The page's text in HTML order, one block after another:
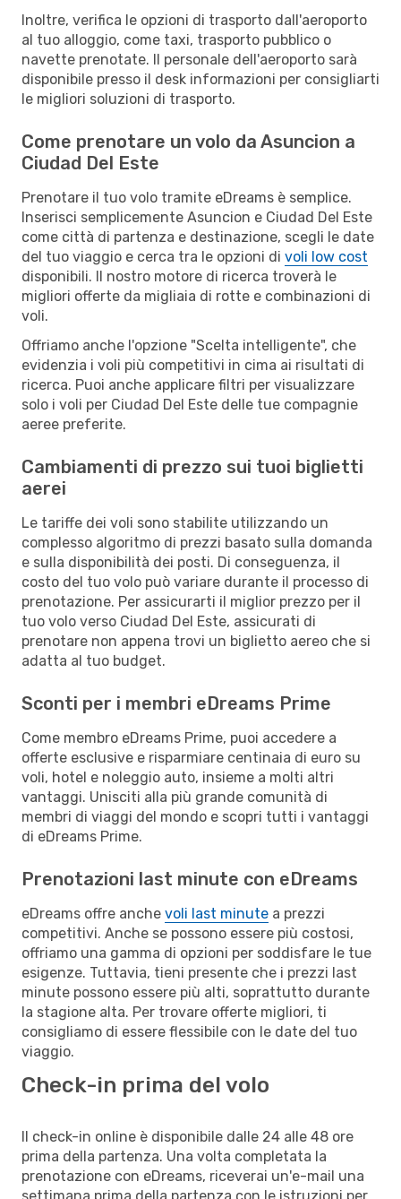
Inoltre, verifica le opzioni di trasporto dall'aeroporto
al tuo alloggio, come taxi, trasporto pubblico o
navette prenotate. Il personale dell'aeroporto sarà
disponibile presso il desk informazioni per consigliarti
le migliori soluzioni di trasporto.
Come prenotare un volo da Asuncion a
Ciudad Del Este
Prenotare il tuo volo tramite eDreams è semplice.
Inserisci semplicemente Asuncion e Ciudad Del Este
come città di partenza e destinazione, scegli le date
del tuo viaggio e cerca tra le opzioni di voli low cost
disponibili. Il nostro motore di ricerca troverà le
migliori offerte da migliaia di rotte e combinazioni di
voli.
Offriamo anche l'opzione "Scelta intelligente", che
evidenzia i voli più competitivi in cima ai risultati di
ricerca. Puoi anche applicare filtri per visualizzare
solo i voli per Ciudad Del Este delle tue compagnie
aeree preferite.
Cambiamenti di prezzo sui tuoi biglietti
aerei
Le tariffe dei voli sono stabilite utilizzando un
complesso algoritmo di prezzi basato sulla domanda
e sulla disponibilità dei posti. Di conseguenza, il
costo del tuo volo può variare durante il processo di
prenotazione. Per assicurarti il miglior prezzo per il
tuo volo verso Ciudad Del Este, assicurati di
prenotare non appena trovi un biglietto aereo che si
adatta al tuo budget.
Sconti per i membri eDreams Prime
Come membro eDreams Prime, puoi accedere a
offerte esclusive e risparmiare centinaia di euro su
voli, hotel e noleggio auto, insieme a molti altri
vantaggi. Unisciti alla più grande comunità di
membri di viaggi del mondo e scopri tutti i vantaggi
di eDreams Prime.
Prenotazioni last minute con eDreams
eDreams offre anche voli last minute a prezzi
competitivi. Anche se possono essere più costosi,
offriamo una gamma di opzioni per soddisfare le tue
esigenze. Tuttavia, tieni presente che i prezzi last
minute possono essere più alti, soprattutto durante
la stagione alta. Per trovare offerte migliori, ti
consigliamo di essere flessibile con le date del tuo
viaggio.
Check-in prima del volo
Il check-in online è disponibile dalle 24 alle 48 ore
prima della partenza. Una volta completata la
prenotazione con eDreams, riceverai un'e-mail una